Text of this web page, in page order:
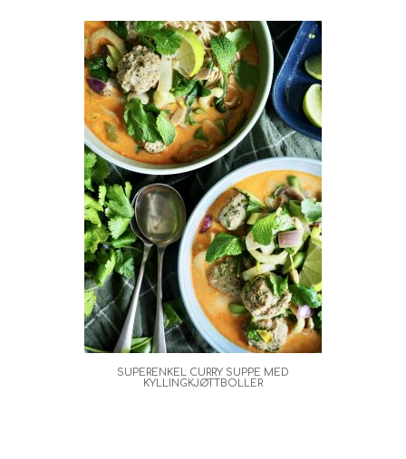
SUPERENKEL CURRY SUPPE MED
KYLLINGKJØTTBOLLER